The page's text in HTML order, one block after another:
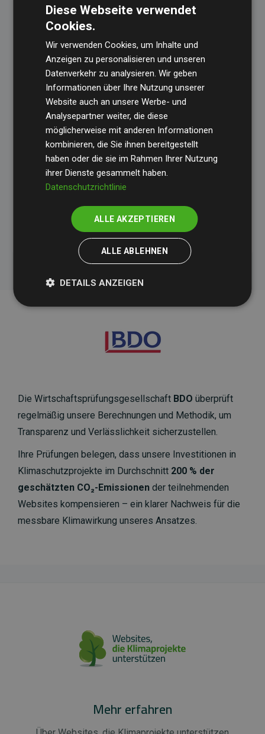
haben eine nachgewiesene CO₂-reduzierende
Wirkung, die im Durchschnitt dem Doppelten der
geschätzten Emissionen der Website entspricht.
Alle unterstützten Projekte werden durchGold
Standardverifiziert und erfüllen höchste
Anforderungen an Qualität, tatsächliche
Klimawirkung und Transparenz. Weitere
Informationen zu den einzelnen Projekten finden
Sie hier.
Initiative Websites, die Klimaprojekte unterstützen
Die Wirtschaftsprüfungsgesellschaft BDO überprüft
regelmäßig unsere Berechnungen und Methodik, um
Transparenz und Verlässlichkeit sicherzustellen.
Ihre Prüfungen belegen, dass unsere Investitionen in
Klimaschutzprojekte im Durchschnitt 200 % der
geschätzten CO₂-Emissionen der teilnehmenden
Websites kompensieren – ein klarer Nachweis für die
messbare Klimawirkung unseres Ansatzes.
Mehr erfahren
Diese Webseite verwendet
Cookies.
Wir verwenden Cookies, um Inhalte und
Anzeigen zu personalisieren und unseren
Datenverkehr zu analysieren. Wir geben
Informationen über Ihre Nutzung unserer
Website auch an unsere Werbe- und
Analysepartner weiter, die diese
möglicherweise mit anderen Informationen
kombinieren, die Sie ihnen bereitgestellt
haben oder die sie im Rahmen Ihrer Nutzung
ihrer Dienste gesammelt haben.
Datenschutzrichtlinie
ALLE AKZEPTIEREN
ALLE ABLEHNEN
DETAILS ANZEIGEN